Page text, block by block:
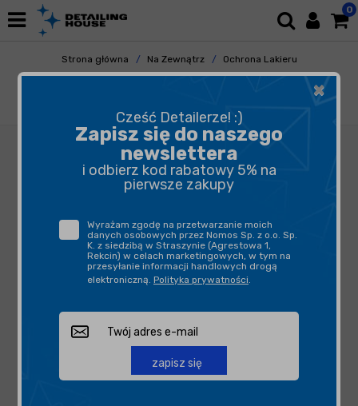
0
Strona główna Na Zewnątrz
Ochrona Lakieru
Quick Detailery
×
Cześć Detailerze! :)
Zapisz się do naszego
newslettera
i odbierz kod rabatowy 5% na
pierwsze zakupy
Wyrażam zgodę na przetwarzanie moich
danych osobowych przez Nomos Sp. z o.o. Sp.
K. z siedzibą w Straszynie (Agrestowa 1,
Rekcin) w celach marketingowych, w tym na
przesyłanie informacji handlowych drogą
elektroniczną. Polityka prywatności.
zapisz się